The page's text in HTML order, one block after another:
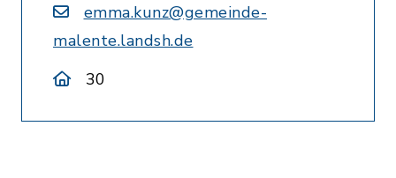
emma.kunz@gemeinde-
malente.landsh.de
30